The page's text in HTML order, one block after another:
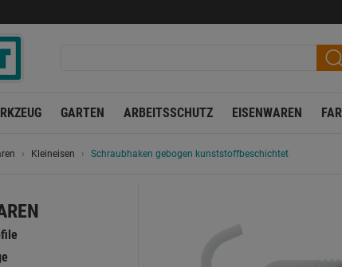
GARTEN ARBEITSSCHUTZ EISENWAREN
Kleineisen Schraubhaken gebogen kunststoffbeschichtet